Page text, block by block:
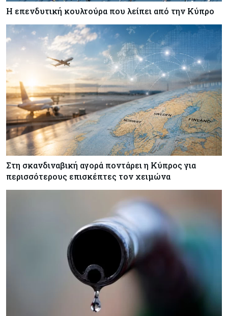
Η επενδυτική κουλτούρα που λείπει από την Κύπρο
Στη σκανδιναβική αγορά ποντάρει η Κύπρος για
περισσότερους επισκέπτες τον χειμώνα